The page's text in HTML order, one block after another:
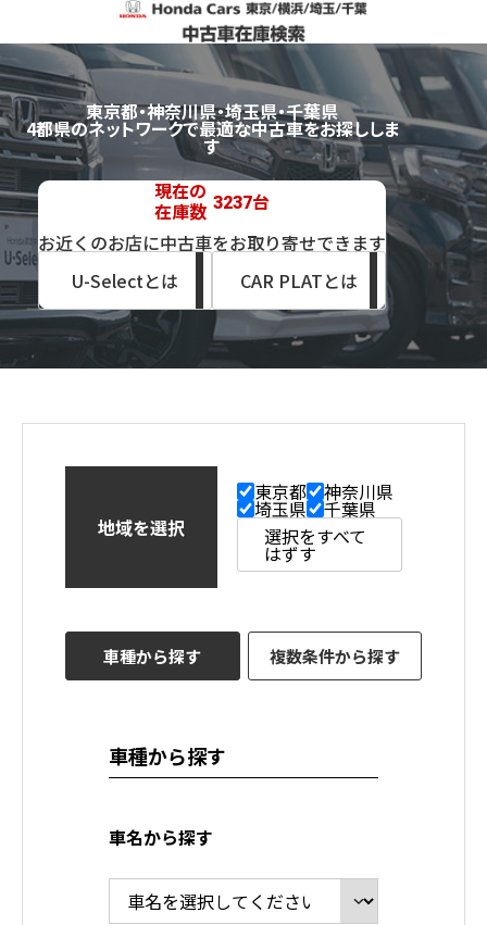
東京都・神奈川県・埼玉県・千葉県
4都県のネットワークで最適な中古車をお探ししま
す
現在の
在庫数 3237台
お近くのお店に中古車をお取り寄せできます
U-Selectとは
CAR PLATとは
地域を選択
東京都 神奈川県
埼玉県
千葉県
選択をすべて
はずす
車種から探す 複数条件から探す
車種から探す
車名から探す